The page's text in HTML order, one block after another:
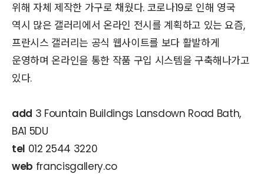
위해 자체 제작한 가구로 채웠다. 코로나19로 인해 영국
역시 많은 갤러리에서 온라인 전시를 계획하고 있는 요즘,
프란시스 갤러리는 공식 웹사이트를 보다 활발하게
운영하며 온라인을 통한 작품 구입 시스템을 구축해나가고
있다.
add 3 Fountain Buildings Lansdown Road Bath,
BA1 5DU
tel 012 2544 3220
web francisgallery.co